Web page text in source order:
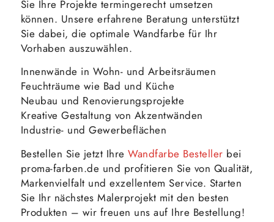
Sie Ihre Projekte termingerecht umsetzen
können. Unsere erfahrene Beratung unterstützt
Sie dabei, die optimale Wandfarbe für Ihr
Vorhaben auszuwählen.
Innenwände in Wohn- und Arbeitsräumen
Feuchträume wie Bad und Küche
Neubau und Renovierungsprojekte
Kreative Gestaltung von Akzentwänden
Industrie- und Gewerbeflächen
Bestellen Sie jetzt IhreWandfarbe Besteller bei
proma-farben.de und profitieren Sie von Qualität,
Markenvielfalt und exzellentem Service. Starten
Sie Ihr nächstes Malerprojekt mit den besten
Produkten – wir freuen uns auf Ihre Bestellung!